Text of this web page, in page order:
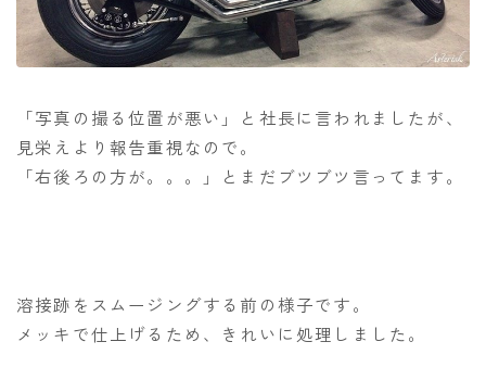
「写真の撮る位置が悪い」と社長に言われましたが、
見栄えより報告重視なので。
「右後ろの方が。。。」とまだブツブツ言ってます。
溶接跡をスムージングする前の様子です。
メッキで仕上げるため、きれいに処理しました。